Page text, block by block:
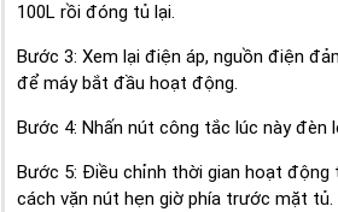
100L rồi đóng tủ lại.
Bước 3: Xem lại điện áp, nguồn điện
để máy bắt đầu hoạt động.
Bước 4: Nhấn nút công tắc lúc này đèn
Bước 5: Điều chỉnh thời gian hoạt động
cách vặn nút hẹn giờ phía trước mặt tủ.